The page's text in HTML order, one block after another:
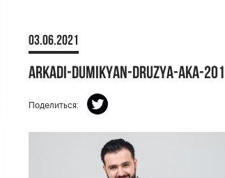
03.06.2021
arkadi-dumikyan-druzya-aka-
Поделиться: